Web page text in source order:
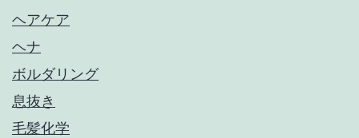
ヘアケア
ヘナ
ボルダリング
息抜き
毛髪化学